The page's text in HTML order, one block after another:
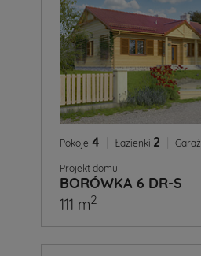
Pokoje 4 Łazienki 2 Garaż
Projekt domu
BORÓWKA 6 DR-S
111 m2